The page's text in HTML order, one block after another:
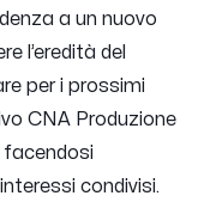
a un nuovo
l’eredità del
per i prossimi
CNA Produzione
facendosi
condivisi.